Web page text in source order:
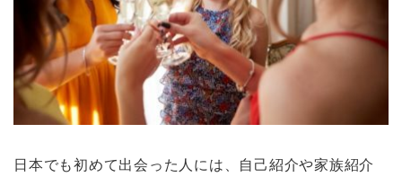
日本でも初めて出会った人には、自己紹介や家族紹介